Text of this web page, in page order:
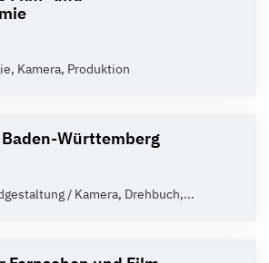
Kamera, Produktion
Württemberg
/ Kamera, Drehbuch,...